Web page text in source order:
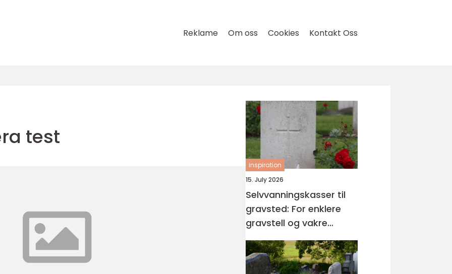
Reklame Om oss Cookies Kontakt Oss
test
inspiration
15. July 2026
Selvvanningskasser til
gravsted: For enklere
gravstell og vakre
minnesteder